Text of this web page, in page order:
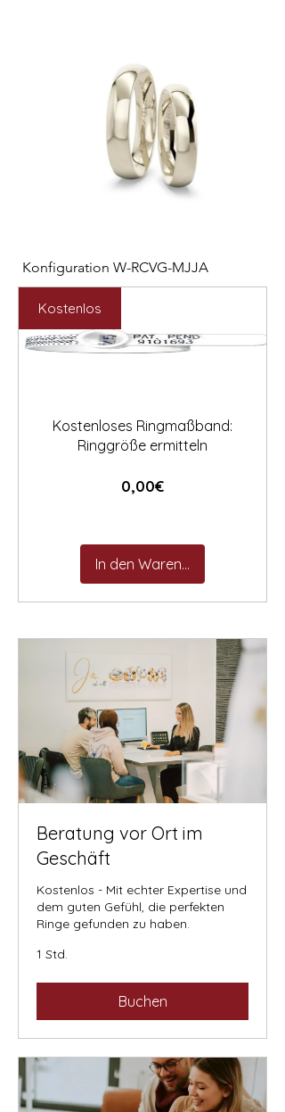
Konfiguration W-RCVG-MJJA
Preis
2.531,00 €
Preis
Kostenlos
Kostenloses Ringmaßband:
Ringgröße ermitteln
0,00€Preis
In den Warenkorb
Beratung vor Ort im
Geschäft
Kostenlos - Mit echter Expertise und
dem guten Gefühl, die perfekten
Ringe gefunden zu haben.
1 Std.
Buchen